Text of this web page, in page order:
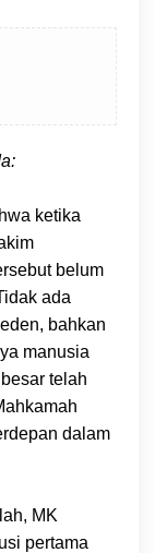
ketika
belum
ada
bahkan
manusia
telah
dalam
MK
pertama